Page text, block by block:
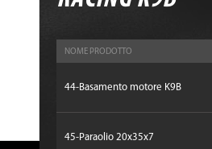
NOME PRODOTTO
44-Basamento motore K9B
45-Paraolio 20x35x7